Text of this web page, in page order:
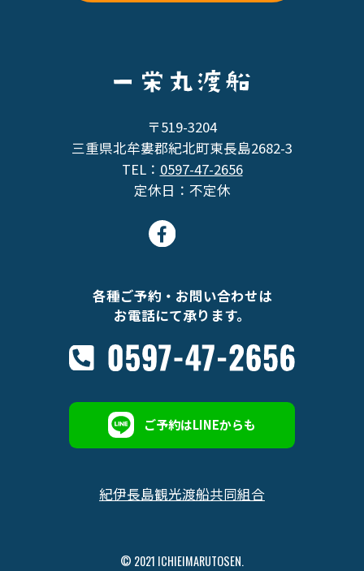
〒519-3204
三重県北牟婁郡紀北町東長島2682-3
TEL： 0597-47-2656
定休日：不定休
各種ご予約・お問い合わせは
お電話にて承ります。
ご予約はLINEからも
紀伊長島観光渡船共同組合
© 2021 ICHIEIMARUTOSEN.